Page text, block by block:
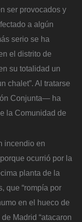
ser provocados y
a algún
serio se ha
el distrito de
su totalidad un
chalet”. Al tratarse
Conjunta― ha
la Comunidad de
incendio en
ocurrió por la
planta de la
que “rompía por
en el hueco de
Madrid “atacaron